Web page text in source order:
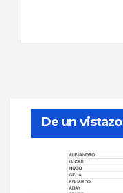
De un vistazo